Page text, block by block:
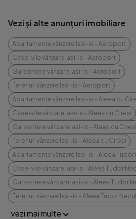
Vezi și alte anunțuri imobiliare
Apartamente vânzare Iasi-is - Aeroport
Case-vile vânzare Iasi-is - Aeroport
Garsoniere vânzare Iasi-is - Aeroport
Terenuri vânzare Iasi-is - Aeroport
Apartamente vânzare Iasi-is - Aleea cu
Case-vile vânzare Iasi-is - Aleea cu Ciresi
Garsoniere vânzare Iasi-is - Aleea cu Ciresi
Terenuri vânzare Iasi-is - Aleea cu Ciresi
Apartamente vânzare Iasi-is - Aleea Tudor
Case-vile vânzare Iasi-is - Aleea Tudor
Garsoniere vânzare Iasi-is - Aleea Tudor
Terenuri vânzare Iasi-is - Aleea Tudor
vezi mai multe